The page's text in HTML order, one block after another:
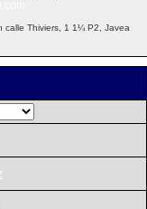
calle Thiviers, 1 1¼ P2, Javea